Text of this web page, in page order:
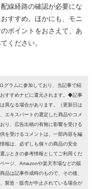
線経路の確認が必要にな
すすめ。ほかにも、モニ
ポイントをおさえて、あ
ください。
グラムに参加しており、当記事で紹
すすめナビに還元されます。◆記事
異なる場合があります。（更新日は
エキスパートの選定した商品やコメ
り、広告出稿の有無に影響を受ける
を受けるコメントは、一部内容を編
報は、必ずしも個々の商品の安全
ぶときの参考情報としてご利用くだ
ージ、Amazonや楽天市場などの販
は記事作成時のもので、その後、
製造・販売が中止されている場合が